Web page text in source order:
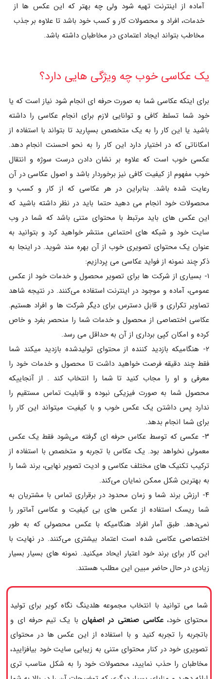
آماده از اینترنت تهیه شود ولی چه بهتر که این عکس ها از
خدمات، افراد و محصولات کار و کسب خود باشد تا علاوه بر جذب
مخاطب بتواند ایجاد اعتمادی در مخاطبان داشته باشد.
یک عکاسی خوب چه ویژگی هایی دارد؟
برای اینکه عکاسی شما به صورت حرفه ای انجام شود نیاز است که یا
خود شما تسلط کافی و توانایی لازم برای انجام عکاسی را داشته
باشید یا این کار را به یک متخصص بسپارید تا بتواند با استفاده از
امکاناتی که در اختیار دارد این کار را به نحو احسنت انجام دهد.
عکسی خوب است که علاوه بر نشان دادن درست سوژه و انتقال
خوب مفهوم از کیفیت کافی نیز برخوردار باشد و اصول عکاسی در آن
رعایت شده باشد. بنابراین در هر عکاسی که از کار و کسب و
محصولات خود انجام می دهید حتما باید در نظر داشته باشید که
این عکس های باید مرتبط با محتوای متنی باشد که شما در وب
سایت خود و شبکه های احتماعی منتشر خواهید کرد و بتوانید به
عنوان یک محتوای تصویری خوب از آن بهره مند شوید. در اینجا به
ذکر چند نمونه از فواید عکاسی می پردازیم:
۱- بسیاری از شرکت ها برای تصویر محصول و خدمات خود از عکس
عمومی، آماده و موجود در اینترنت استفاده می‌کنند. در نتیجه شاهد
تصاویر تکراری و قابل دسترس برای دیگر شرکت ها و افراد هستیم.
عکاسی اختصاصی از محصول و خدمات شما را منحصر بفرد و خاص
کرده و امکان کپی برداری از آن به حداقل می رسد.
۲- هنگامیکه بازدید کننده از محتوای تولیدشده بازدید میکند شما
فقط چند دقیقه فرصت خواهید داشت تا محصول و خدمات خود را
معرفی و او را مجاب کنید تا شما را انتخاب کند . از آنجاییکه
محصول شما به صورت فیزیکی نبوده و قابلیت تماس مستقیم را
ندارد پس داشتن یک عکس خوب و با کیفیت میتواند این کار را
برای شما انجام بدهد.
۳- عکسی که توسط عکاس حرفه ای گرفته می‌شود فقط یک عکس
معمولی نخواهد بود. یک عکاس با تجربه و متخصص با استفاده از
ترکیب تکنیک های مختلف عکاسی و ادیت تصویر نهایی، برند شما را
به بهترین شکل ممکن نمایان می‌کند.
۴- ارزش برند شما و زمان محدود در برقراری تماس با مشتریان به
شما ریسک استفاده از عکس های بی کیفیت و عکاسی آماتور را
نمی‌دهد. طبق آمار افراد هنگامیکه با عکس محصولی که به طور
اختصاصی عکاسی شده است اعتماد بیشتری می‌کنند. در نهایت با
این کار برای برند خود اعتبار ایحاد میکنید. نمونه های بسیار بسیار
زیادی در حال حاضر مبین این مطلب هستند.
شما می توانید با انتخاب مجموعه هلدینگ نگاه کویر برای تولید
محتوای خود،عکاسی صنعتی در اصفهان با یک تیم حرفه ای و
باتجربه را تجربه کنید و با استفاده از این عکس ها در محتوای
تصویری خود در کنار محتوای متنی به زیبایی سایت خود بیافزایید،
مخاطبان را حذب نمایید، محصولات خود را به شکل مناسب تری